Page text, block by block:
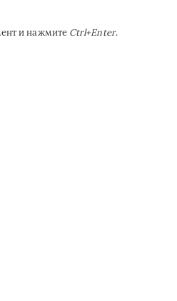
и нажмите Ctrl+Enter.